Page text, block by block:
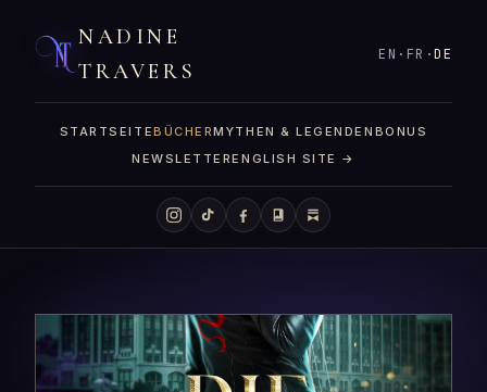
NADINE
TRAVERS
STARTSEITEBÜCHERMYTHEN & LEGENDEN BONUS
NEWSLETTERENGLISH SITE →
EN · FR ·DE